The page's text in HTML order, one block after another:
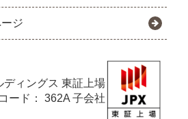
ジ
ディングス 東証上場
ード： 362A 子会社